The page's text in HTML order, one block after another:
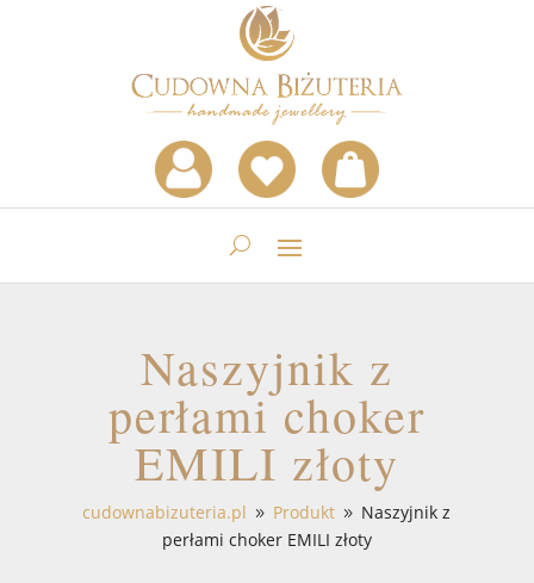
Naszyjnik z
perłami choker
EMILI złoty
cudownabizuteria.pl 9 Produkt 9 Naszyjnik z
perłami choker EMILI złoty